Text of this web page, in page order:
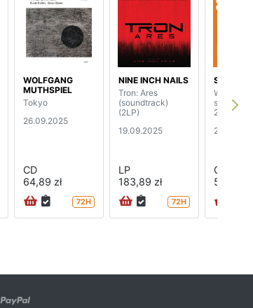
WOLFGANG
MUTHSPIEL
Tokyo
26.09.2025
CD
64,89 zł
72H
NINE INCH NAILS
Tron: Ares
(soundtrack)
(2LP)
19.09.2025
LP
183,89 zł
72H
SBB
Wołanie
szkła
2025)
CD
50,89 zł